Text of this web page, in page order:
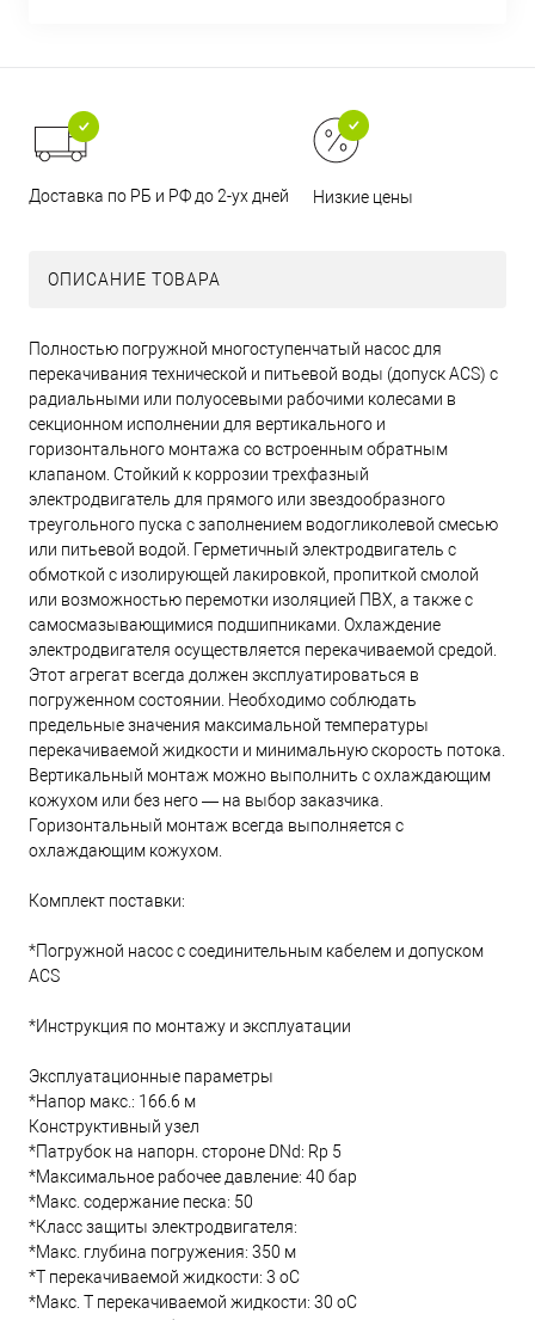
Доставка по РБ и РФ до 2-ух дней Низкие цены
ОПИСАНИЕ ТОВАРА
Полностью погружной многоступенчатый насос для
перекачивания технической и питьевой воды (допуск ACS) с
радиальными или полуосевыми рабочими колесами в
секционном исполнении для вертикального и
горизонтального монтажа со встроенным обратным
клапаном. Стойкий к коррозии трехфазный
электродвигатель для прямого или звездообразного
треугольного пуска с заполнением водогликолевой смесью
или питьевой водой. Герметичный электродвигатель с
обмоткой с изолирующей лакировкой, пропиткой смолой
или возможностью перемотки изоляцией ПВХ, а также с
самосмазывающимися подшипниками. Охлаждение
электродвигателя осуществляется перекачиваемой средой.
Этот агрегат всегда должен эксплуатироваться в
погруженном состоянии. Необходимо соблюдать
предельные значения максимальной температуры
перекачиваемой жидкости и минимальную скорость потока.
Вертикальный монтаж можно выполнить с охлаждающим
кожухом или без него — на выбор заказчика.
Горизонтальный монтаж всегда выполняется с
охлаждающим кожухом.
Комплект поставки:
*Погружной насос с соединительным кабелем и допуском
ACS
*Инструкция по монтажу и эксплуатации
Эксплуатационные параметры
*Напор макс.: 166.6 м
Конструктивный узел
*Патрубок на напорн. стороне DNd: Rp 5
*Максимальное рабочее давление: 40 бар
*Макс. содержание песка: 50
*Класс защиты электродвигателя:
*Макс. глубина погружения: 350 м
*Т перекачиваемой жидкости: 3 oC
*Макс. T перекачиваемой жидкости: 30 oC